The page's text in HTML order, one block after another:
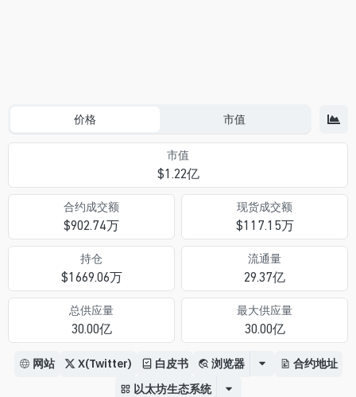
价格 市值
市值
$1.22亿
合约成交额
$902.74万
现货成交额
$117.15万
持仓
$1669.06万
流通量
29.37亿
总供应量
30.00亿
最大供应量
30.00亿
网站 X(Twitter) 白皮书 浏览器
合约地址
以太坊生态系统